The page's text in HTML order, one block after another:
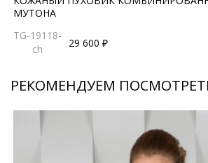
МУТОНА
TG-19118-
ch
29 600 ₽
РЕКОМЕНДУЕМ